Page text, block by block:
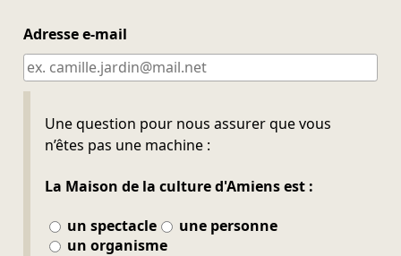
Adresse e-mail
Une question pour nous assurer que vous
n’êtes pas une machine :
La Maison de la culture d'Amiens est :
un spectacle
une personne
un organisme
Ne pas remplir